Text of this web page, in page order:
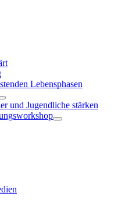
Lebensphasen
und Jugendliche stärken